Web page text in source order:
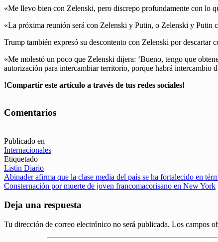
«Me llevo bien con Zelenski, pero discrepo profundamente con lo
«La próxima reunión será con Zelenski y Putin, o Zelenski y Putin
Trump también expresó su descontento con Zelenski por descartar
«Me molestó un poco que Zelenski dijera: ‘Bueno, tengo que
autorización para intercambiar territorio, porque habrá intercambio
!Compartir este artículo a través de tus redes sociales!
Comentarios
Publicado en
Internacionales
Etiquetado
Listin Diario
Navegación
de
entradas
Abinader afirma que la clase media del país se ha fortalecido en
Consternación por muerte de joven francomacorisano en New York
Deja una respuesta
Tu dirección de correo electrónico no será publicada. Los campos